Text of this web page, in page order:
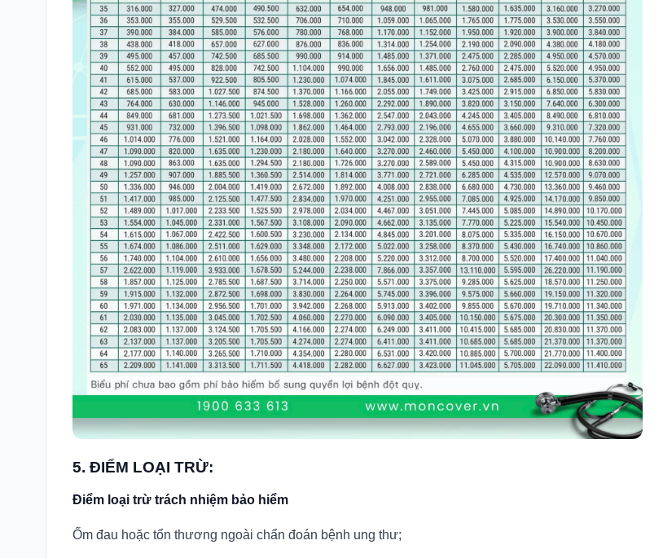
5. ĐIỂM LOẠI TRỪ:
Điểm loại trừ trách nhiệm bảo hiểm
Ốm đau hoặc tổn thương ngoài chẩn đoán bệnh ung thư;